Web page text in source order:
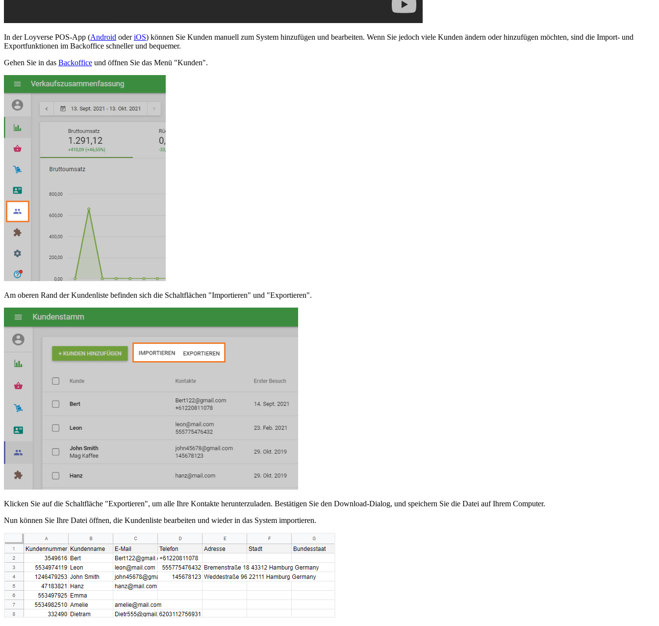
In der Loyverse POS-App (Android oderiOS) können Sie Kunden manuell zum System hinzufügen und bearbeiten. Wenn Sie jedoch viele Kunden ändern oder hinzufügen möchten, sind die Import- und
Exportfunktionen im Backoffice schneller und bequemer.
Gehen Sie in das Backoffice und öffnen Sie das Menü "Kunden".
Am oberen Rand der Kundenliste befinden sich die Schaltflächen "Importieren" und "Exportieren".
Klicken Sie auf die Schaltfläche "Exportieren", um alle Ihre Kontakte herunterzuladen. Bestätigen Sie den Download-Dialog, und speichern Sie die Datei auf Ihrem Computer.
Nun können Sie Ihre Datei öffnen, die Kundenliste bearbeiten und wieder in das System importieren.